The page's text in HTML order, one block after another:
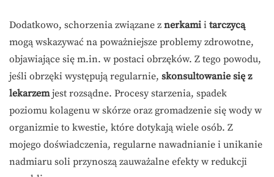
Dodatkowo, schorzenia związane z nerkami i tarczycą
mogą wskazywać na poważniejsze problemy zdrowotne,
objawiające się m.in. w postaci obrzęków. Z tego powodu,
jeśli obrzęki występują regularnie, skonsultowanie się z
lekarzemjest rozsądne. Procesy starzenia, spadek
poziomu kolagenu w skórze oraz gromadzenie się wody w
organizmie to kwestie, które dotykają wiele osób. Z
mojego doświadczenia, regularne nawadnianie i unikanie
nadmiaru soli przynoszą zauważalne efekty w redukcji